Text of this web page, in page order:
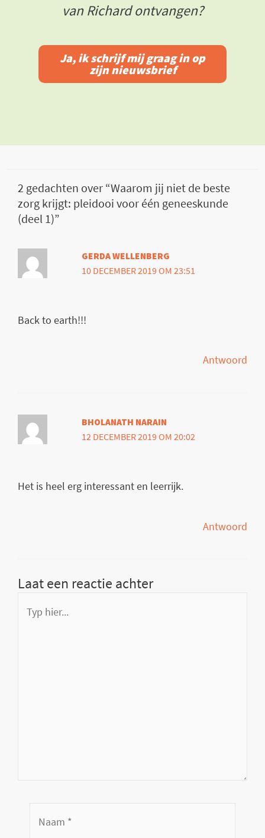
van Richard ontvangen?
Ja, ik schrijf mij graag in op
zijn nieuwsbrief
2 gedachten over “Waarom jij niet de beste
zorg krijgt: pleidooi voor één geneeskunde
(deel 1)”
GERDA WELLENBERG
10 DECEMBER 2019 OM 23:51
Back to earth!!!
Antwoord
BHOLANATH NARAIN
12 DECEMBER 2019 OM 20:02
Het is heel erg interessant en leerrijk.
Antwoord
Laat een reactie achter